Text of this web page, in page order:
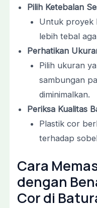
Pilih Ketebalan
Untuk proyek
lebih tebal
Perhatikan
Pilih ukuran
sambungan
diminimalkan.
Periksa Kualitas
Plastik cor
terhadap
Cara
dengan
Cor di